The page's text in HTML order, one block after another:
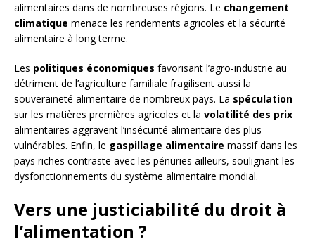
alimentaires dans de nombreuses régions. Le changement
climatique menace les rendements agricoles et la sécurité
alimentaire à long terme.
Les politiques économiques favorisant l’agro-industrie au
détriment de l’agriculture familiale fragilisent aussi la
souveraineté alimentaire de nombreux pays. La spéculation
sur les matières premières agricoles et la volatilité des prix
alimentaires aggravent l’insécurité alimentaire des plus
vulnérables. Enfin, le gaspillage alimentaire massif dans les
pays riches contraste avec les pénuries ailleurs, soulignant les
dysfonctionnements du système alimentaire mondial.
Vers une justiciabilité du droit à
l’alimentation ?